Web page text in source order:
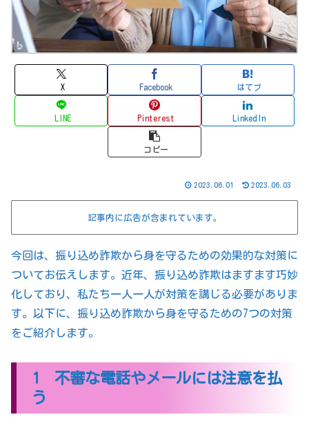
X Facebook はてブ
LINE Pinterest LinkedIn
コピー
2023.06.01 2023.06.03
記事内に広告が含まれています。
今回は、振り込め詐欺から身を守るための効果的な対策に
ついてお伝えします。近年、振り込め詐欺はますます巧妙
化しており、私たち一人一人が対策を講じる必要がありま
す。以下に、振り込め詐欺から身を守るための7つの対策
をご紹介します。
1 不審な電話やメールには注意を払
う